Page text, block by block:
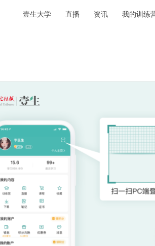
壹生大学 直播 资讯 我的训练